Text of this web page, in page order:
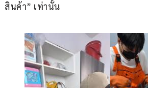
สินค้า” เท่านั้น